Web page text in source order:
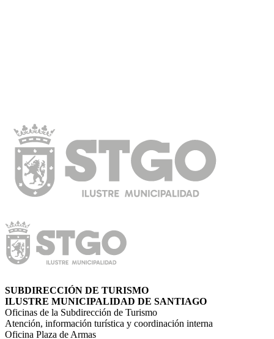
SUBDIRECCIÓN DE TURISMO
ILUSTRE MUNICIPALIDAD DE SANTIAGO
Oficinas de la Subdirección de Turismo
Atención, información turística y coordinación interna
Oficina Plaza de Armas